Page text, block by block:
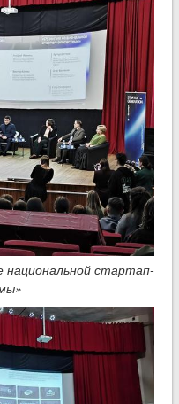
национальной стартап-